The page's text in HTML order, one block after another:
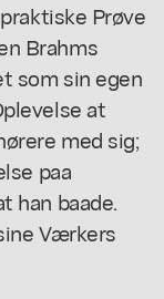
Prøve
Brahms
som sin egen
at
med sig;
paa
han baade.
Værkers